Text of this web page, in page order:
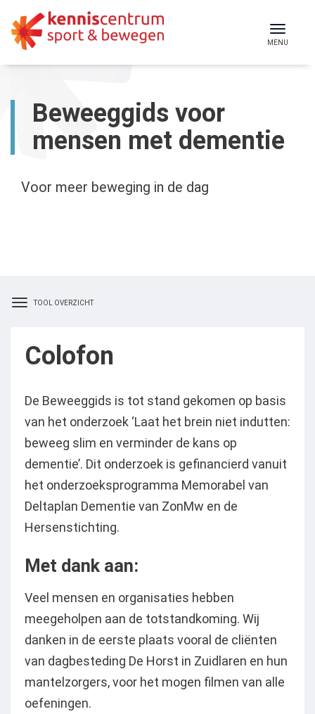
content
Toggle
MENU
Beweeggids voor
mensen met dementie
Voor meer beweging in de dag
Toggle
TOOL OVERZICHT
Colofon
De Beweeggids is tot stand gekomen op basis
van het onderzoek ‘Laat het brein niet indutten:
beweeg slim en verminder de kans op
dementie’. Dit onderzoek is gefinancierd vanuit
het onderzoeksprogramma Memorabel van
Deltaplan Dementie van ZonMw en de
Hersenstichting.
Met dank aan:
Veel mensen en organisaties hebben
meegeholpen aan de totstandkoming. Wij
danken in de eerste plaats vooral de cliënten
van dagbesteding De Horst in Zuidlaren en hun
mantelzorgers, voor het mogen filmen van alle
oefeningen.